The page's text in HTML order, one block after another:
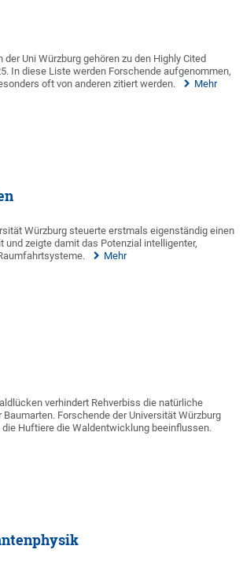
Uni Würzburg gehören zu den Highly Cited
In diese Liste werden Forschende aufgenommen,
oft von anderen zitiert werden.
Mehr
Würzburg steuerte erstmals eigenständig einen
und zeigte damit das Potenzial intelligenter,
Mehr
verhindert Rehverbiss die natürliche
Baumarten. Forschende der Universität Würzburg
Huftiere die Waldentwicklung beeinflussen.